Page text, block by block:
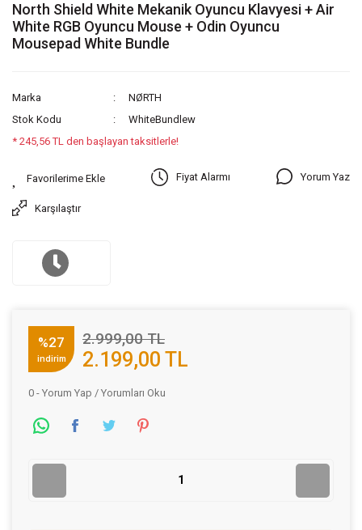
North Shield White Mekanik Oyuncu Klavyesi + Air
White RGB Oyuncu Mouse + Odin Oyuncu
Mousepad White Bundle
Marka
NØRTH
Stok Kodu
WhiteBundlew
* 245,56 TL den başlayan taksitlerle!
Fiyat Alarmı Yorum Yaz
Karşılaştır
%27
indirim 2.199,00 TL
2.999,00 TL
0 - Yorum Yap / Yorumları Oku